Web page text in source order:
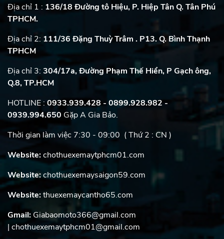
Địa chỉ 1 : 136/18 Đường tô Hiệu, P. Hiệp Tân Q. Tân Phú
TPHCM.
Địa chỉ 2: 111/36 Đặng Thuỳ Trâm . P13. Q. Bình Thạnh
TPHCM
Địa chỉ 3: 304/17a, Đường Phạm Thế Hiển, P Gạch ông,
Q.8, TP.HCM
HOTLINE : 0933.939.428 - 0899.928.982 -
0939.994.650 Gặp A Gia Bảo.
Thời gian làm việc 7:30 - 09:00 ( Thứ 2 : CN )
Website:chothuexemaytphcm01.com
Website:chothuexemaysaigon59.com
Website:thuexemaycantho65.com
Gmail: Giabaomoto366@gmail.com
| chothuexemaytphcm01@gmail.com